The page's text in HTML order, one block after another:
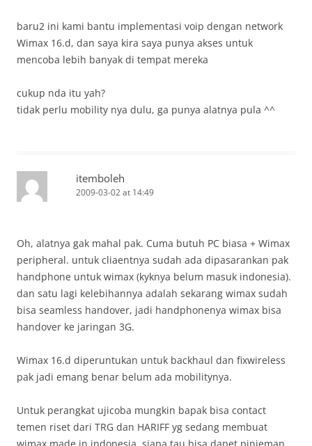
baru2 ini kami bantu implementasi voip dengan network
Wimax 16.d, dan saya kira saya punya akses untuk
mencoba lebih banyak di tempat mereka
cukup nda itu yah?
tidak perlu mobility nya dulu, ga punya alatnya pula ^^
itemboleh
2009-03-02 at 14:49
Oh, alatnya gak mahal pak. Cuma butuh PC biasa + Wimax
peripheral. untuk cliaentnya sudah ada dipasarankan pak
handphone untuk wimax (kyknya belum masuk indonesia).
dan satu lagi kelebihannya adalah sekarang wimax sudah
bisa seamless handover, jadi handphonenya wimax bisa
handover ke jaringan 3G.
Wimax 16.d diperuntukan untuk backhaul dan fixwireless
pak jadi emang benar belum ada mobilitynya.
Untuk perangkat ujicoba mungkin bapak bisa contact
temen riset dari TRG dan HARIFF yg sedang membuat